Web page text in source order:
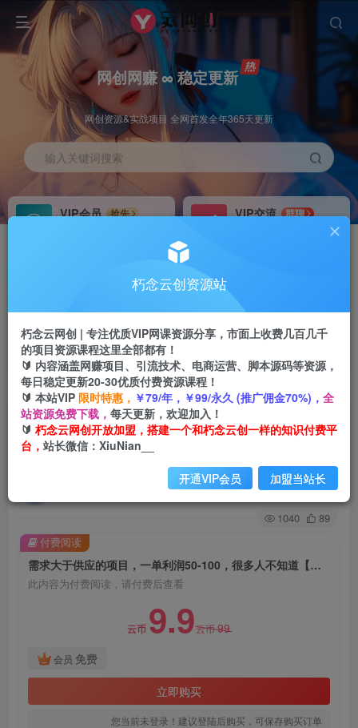
网创网赚 ∞ 稳定更新
网创资源&实战项目 全网首发全年365天更新
输入关键词搜索
VIP会员
抢先
VIP交流
群聊
研究探讨更多创业项目路子。
会员专属推广链接
四导航 导航
APP下载
GO
首页 创业课程 会员免费 正文
需求大于供应的项目，一单利润50-100，很多人不
知道【揭秘】
关注 私信
1040 89
需求大于供应的项目，一单利润50-100，很多人不知道【揭秘】
此内容为付费阅读，请付费后查看
云币 9.9云币99
会员 免费
立即购买
您当前未登录！建议登陆后购买，可保存购买订单
付费阅读
朽念云创资源站
朽念云网创 | 专注优质VIP网课资源分享，市面上收费几百几千
的项目资源课程这里全部都有！
🔰 内容涵盖网赚项目、引流技术、电商运营、脚本源码等资源，
每日稳定更新20-30优质付费资源课程！
🔰 本站VIP 限时特惠， ￥79/年，￥99/永久 (推广佣金70%)， 全
站资源免费下载， 每天更新，欢迎加入！
🔰 朽念云网创开放加盟，搭建一个和朽念云创一样的知识付费平
台， 站长微信：XiuNian__
开通VIP会员 加盟当站长